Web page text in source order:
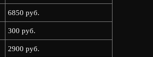
6850 руб.
300 руб.
2900 руб.